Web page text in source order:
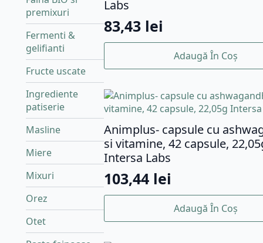
premixuri
Fermenti &
gelifianti
Fructe uscate
Ingrediente
patiserie
Masline
Miere
Mixuri
Orez
Otet
Labs
83,43 lei
Adaugă În Coș
Animplus- capsule cu
si vitamine, 42 capsule,
Intersa Labs
103,44 lei
Adaugă În Coș